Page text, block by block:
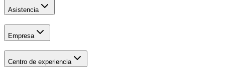
Asistencia
Empresa
Centro de experiencia